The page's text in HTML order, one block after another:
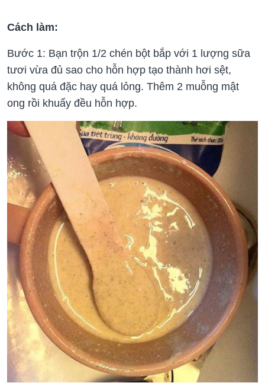
Cách làm:
Bước 1: Bạn trộn 1/2 chén bột bắp với 1 lượng sữa
tươi vừa đủ sao cho hỗn hợp tạo thành hơi sệt,
không quá đặc hay quá lỏng. Thêm 2 muỗng mật
ong rồi khuấy đều hỗn hợp.